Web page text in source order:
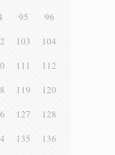
95
96
103
104
111
112
119
120
127
128
135
136